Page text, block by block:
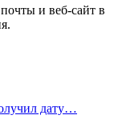
и веб-сайт в
дату…